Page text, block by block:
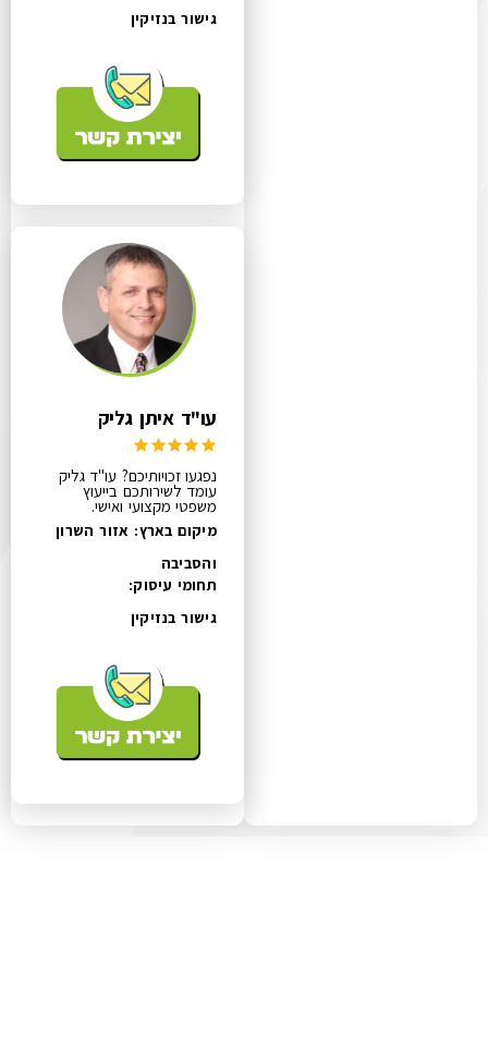
גישור בנזיקין
עו"ד איתן גליק
נפגעו זכויותיכם? עו"ד גליק
עומד לשירותכם בייעוץ
משפטי מקצועי ואישי.
מיקום בארץ: אזור השרון
והסביבה
תחומי עיסוק:
גישור בנזיקין